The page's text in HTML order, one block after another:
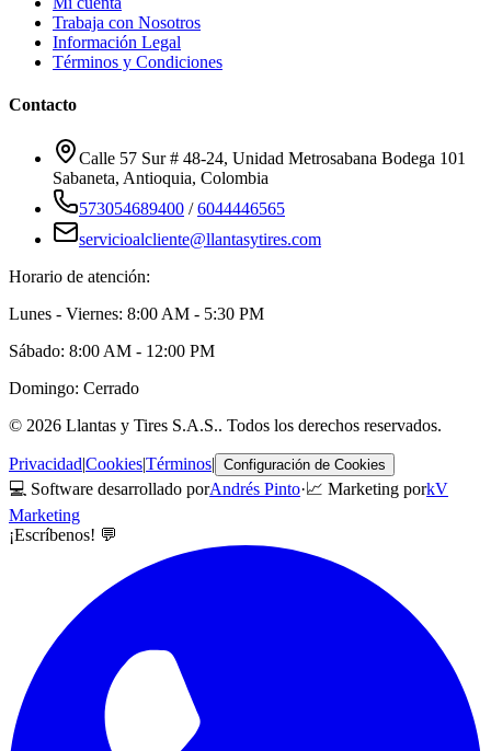
Trabaja con Nosotros
Información Legal
Términos y Condiciones
Contacto
Calle 57 Sur # 48-24, Unidad Metrosabana Bodega 101
Sabaneta, Antioquia, Colombia
573054689400 /6044446565
servicioalcliente@llantasytires.com
Horario de atención:
Lunes - Viernes: 8:00 AM - 5:30 PM
Sábado: 8:00 AM - 12:00 PM
Domingo: Cerrado
© 2026 Llantas y Tires S.A.S.. Todos los derechos reservados.
Privacidad|Cookies|Términos| Configuración de Cookies
💻 Software desarrollado porAndrés Pinto·📈 Marketing porkV
Marketing
¡Escríbenos! 💬